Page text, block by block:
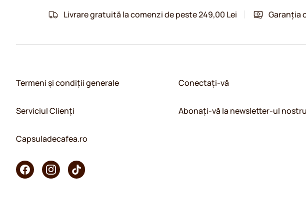
Livrare gratuită la comenzi de peste 249,00 Lei Garanția
Termeni și condiții generale
Serviciul Clienți
Capsuladecafea.ro
Conectați-vă
Abonați-vă la newsletter-ul nostru